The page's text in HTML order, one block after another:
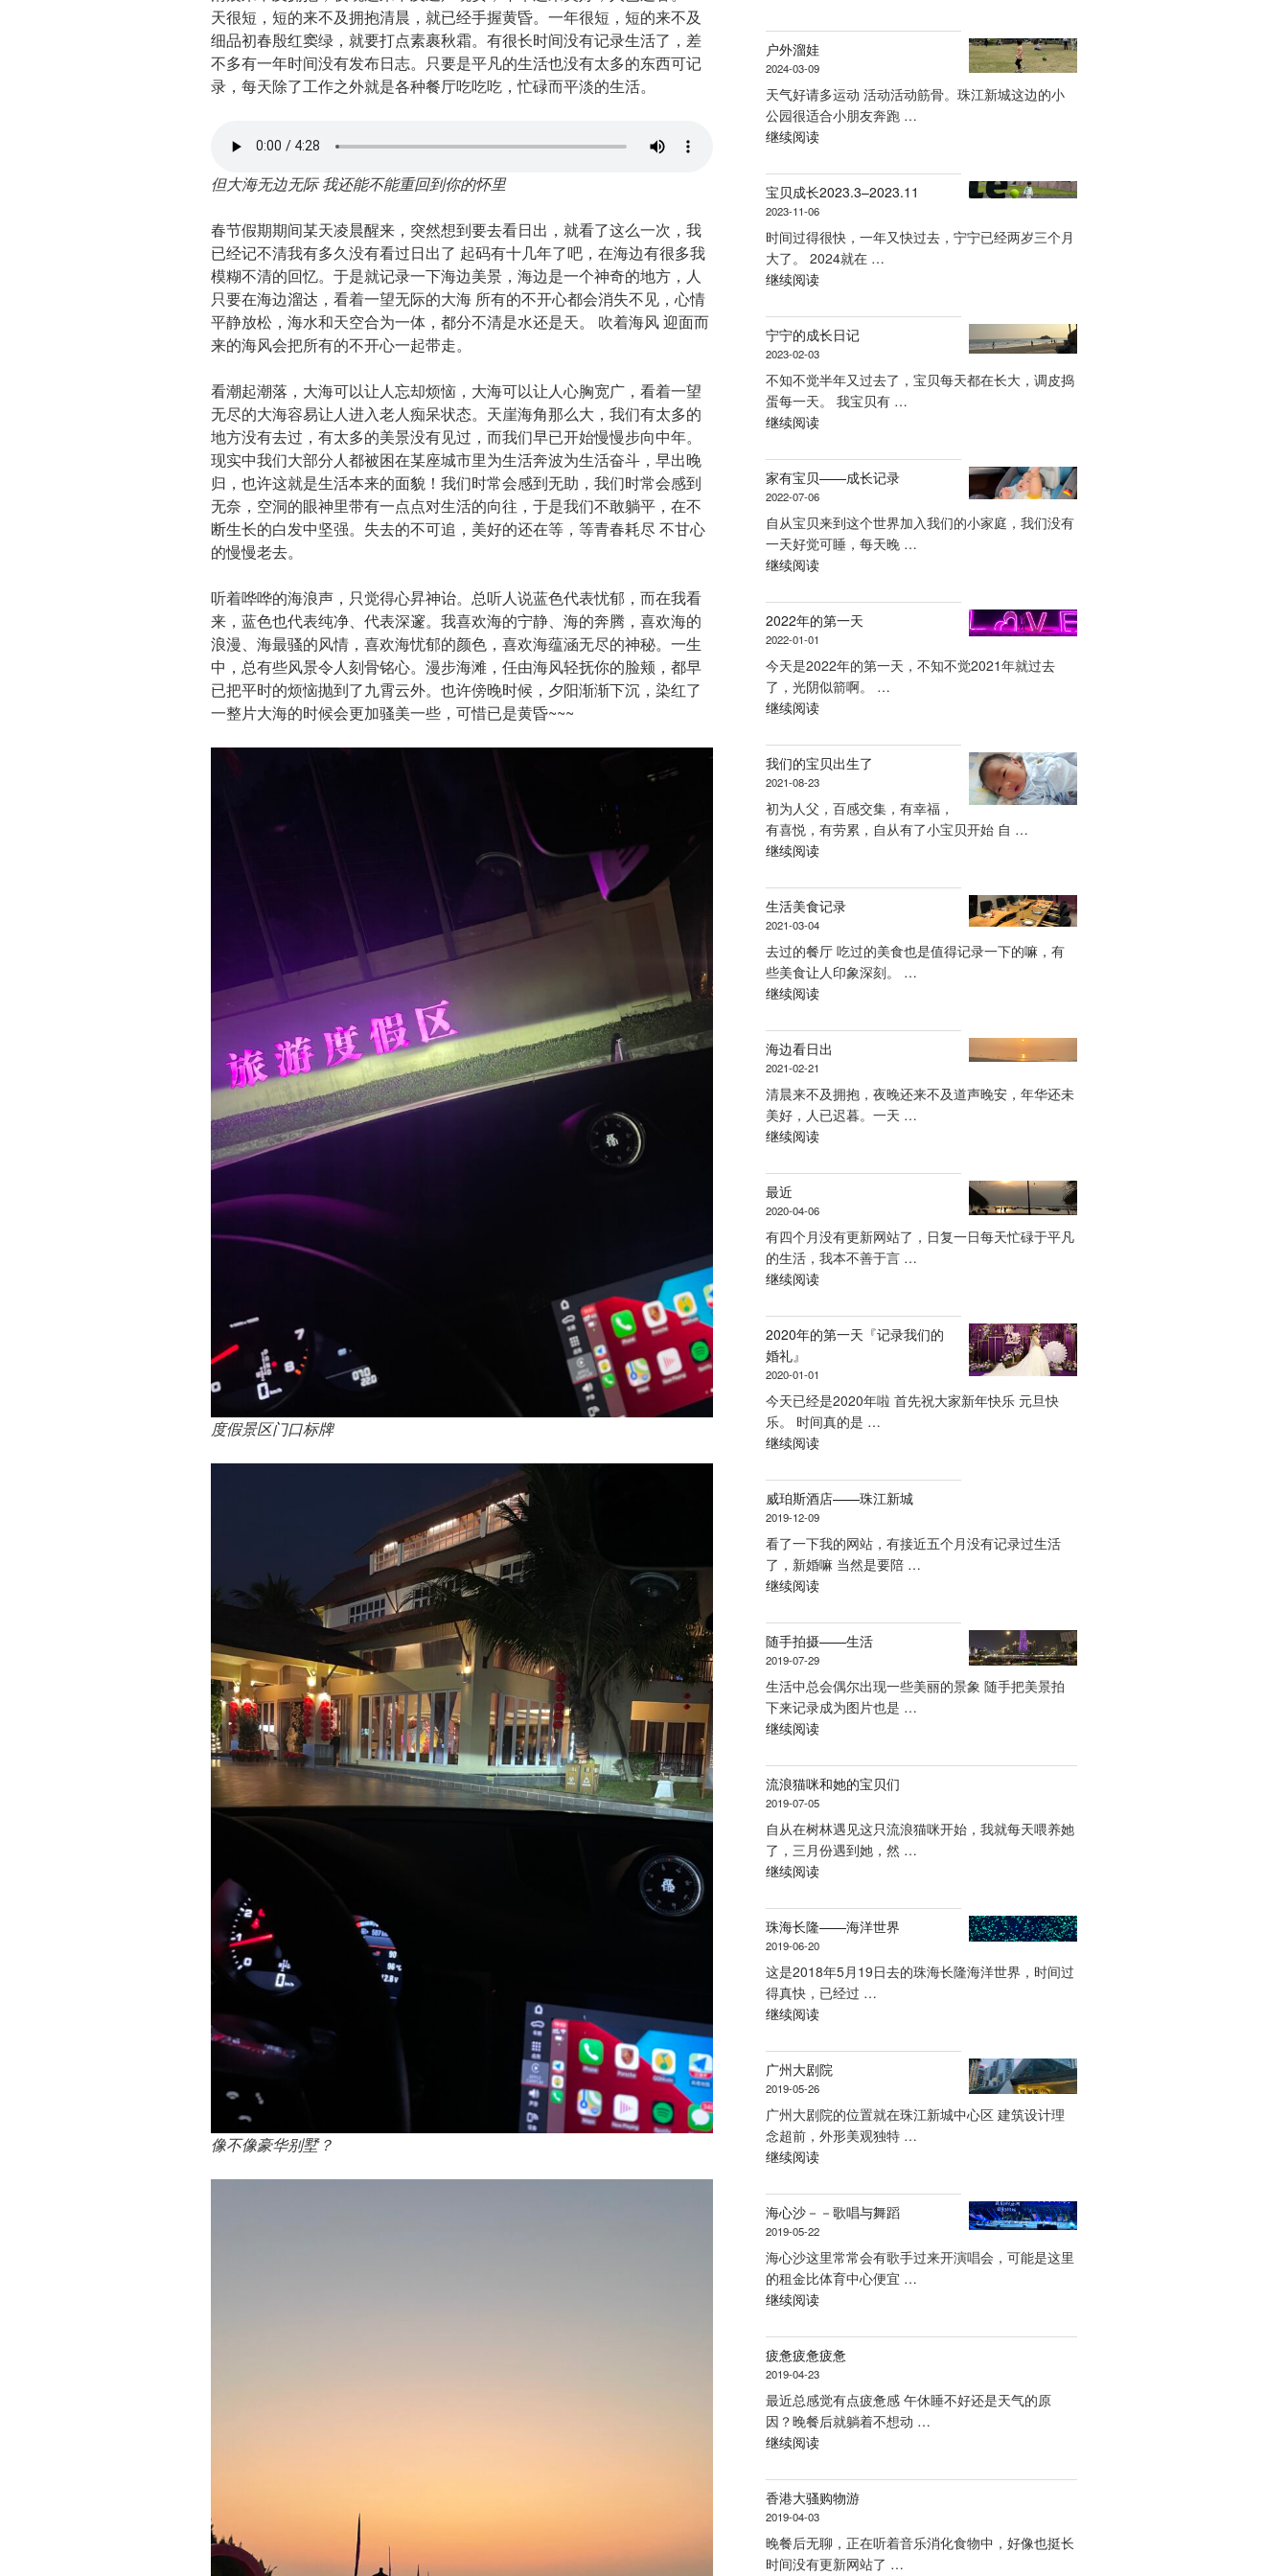
天很短，短的来不及拥抱清晨，就已经手握黄昏。一年很短，短的来不及
细品初春殷红窦绿，就要打点素裹秋霜。有很长时间没有记录生活了，差
不多有一年时间没有发布日志。只要是平凡的生活也没有太多的东西可记
录，每天除了工作之外就是各种餐厅吃吃吃，忙碌而平淡的生活。
但大海无边无际 我还能不能重回到你的怀里
春节假期期间某天凌晨醒来，突然想到要去看日出，就看了这么一次，我
已经记不清我有多久没有看过日出了 起码有十几年了吧，在海边有很多我
模糊不清的回忆。于是就记录一下海边美景，海边是一个神奇的地方，人
只要在海边溜达，看着一望无际的大海 所有的不开心都会消失不见，心情
平静放松，海水和天空合为一体，都分不清是水还是天。 吹着海风 迎面而
来的海风会把所有的不开心一起带走。
看潮起潮落，大海可以让人忘却烦恼，大海可以让人心胸宽广，看着一望
无尽的大海容易让人进入老人痴呆状态。天崖海角那么大，我们有太多的
地方没有去过，有太多的美景没有见过，而我们早已开始慢慢步向中年。
现实中我们大部分人都被困在某座城市里为生活奔波为生活奋斗，早出晚
归，也许这就是生活本来的面貌！我们时常会感到无助，我们时常会感到
无奈，空洞的眼神里带有一点点对生活的向往，于是我们不敢躺平，在不
断生长的白发中坚强。失去的不可追，美好的还在等，等青春耗尽 不甘心
的慢慢老去。
听着哗哗的海浪声，只觉得心昇神诒。总听人说蓝色代表忧郁，而在我看
来，蓝色也代表纯净、代表深邃。我喜欢海的宁静、海的奔腾，喜欢海的
浪漫、海最骚的风情，喜欢海忧郁的颜色，喜欢海蕴涵无尽的神秘。一生
中，总有些风景令人刻骨铭心。漫步海滩，任由海风轻抚你的脸颊，都早
已把平时的烦恼抛到了九霄云外。也许傍晚时候，夕阳渐渐下沉，染红了
一整片大海的时候会更加骚美一些，可惜已是黄昏~~~
度假景区门口标牌
像不像豪华别墅？
户外溜娃
2024-03-09
天气好请多运动 活动活动筋骨。珠江新城这边的小
公园很适合小朋友奔跑 …
继续阅读“户
溜
娃”
宝贝成长2023.3–2023.11
2023-11-06
时间过得很快，一年又快过去，宁宁已经两岁三个月
大了。 2024就在 …
继续阅读“宝
成
长
2023.3
–
2023.11”
宁宁的成长日记
2023-02-03
不知不觉半年又过去了，宝贝每天都在长大，调皮捣
蛋每一天。 我宝贝有 …
继续阅读“宁
的
成
长
日
记”
家有宝贝——成长记录
2022-07-06
自从宝贝来到这个世界加入我们的小家庭，我们没有
一天好觉可睡，每天晚 …
继续阅读“家
宝
贝
成
长
记
2022年的第一天
2022-01-01
今天是2022年的第一天，不知不觉2021年就过去
了，光阴似箭啊。 …
继续阅读“2022
的
第
一
天”
我们的宝贝出生了
2021-08-23
初为人父，百感交集，有幸福，
有喜悦，有劳累，自从有了小宝贝开始 自 …
继续阅读“我
的
宝
贝
出
生
了”
生活美食记录
2021-03-04
去过的餐厅 吃过的美食也是值得记录一下的嘛，有
些美食让人印象深刻。 …
继续阅读“生
美
食
录”
海边看日出
2021-02-21
清晨来不及拥抱，夜晚还来不及道声晚安，年华还未
美好，人已迟暮。一天 …
继续阅读“海
看
出”
最近
2020-04-06
有四个月没有更新网站了，日复一日每天忙碌于平凡
的生活，我本不善于言 …
继续阅读“最
2020年的第一天『记录我们的
婚礼』
2020-01-01
今天已经是2020年啦 首先祝大家新年快乐 元旦快
乐。 时间真的是 …
继续阅读“2020
的
第
一
天
『记
录
们
的
礼』”
威珀斯酒店——珠江新城
2019-12-09
看了一下我的网站，有接近五个月没有记录过生活
了，新婚嘛 当然是要陪 …
继续阅读“威
斯
酒
店
——
珠
江
城”
随手拍摄——生活
2019-07-29
生活中总会偶尔出现一些美丽的景象 随手把美景拍
下来记录成为图片也是 …
继续阅读“随
拍
摄
——
生
活”
流浪猫咪和她的宝贝们
2019-07-05
自从在树林遇见这只流浪猫咪开始，我就每天喂养她
了，三月份遇到她，然 …
继续阅读“流
猫
咪
和
她
的
宝
们”
珠海长隆——海洋世界
2019-06-20
这是2018年5月19日去的珠海长隆海洋世界，时间过
得真快，已经过 …
继续阅读“珠
长
隆
——
海
洋
世
广州大剧院
2019-05-26
广州大剧院的位置就在珠江新城中心区 建筑设计理
念超前，外形美观独特 …
继续阅读“广
大
剧
院”
海心沙－－歌唱与舞蹈
2019-05-22
海心沙这里常常会有歌手过来开演唱会，可能是这里
的租金比体育中心便宜 …
继续阅读“海
沙
－
－
歌
唱
与
蹈”
疲惫疲惫疲惫
2019-04-23
最近总感觉有点疲惫感 午休睡不好还是天气的原
因？晚餐后就躺着不想动 …
继续阅读“疲
疲
惫
疲
惫”
香港大骚购物游
2019-04-03
晚餐后无聊，正在听着音乐消化食物中，好像也挺长
时间没有更新网站了 …